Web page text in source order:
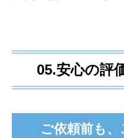
04.保